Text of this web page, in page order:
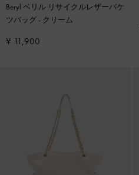
Beryl ベリル リサイクルレザーバケ
ツバッグ- クリーム
¥ 11,900